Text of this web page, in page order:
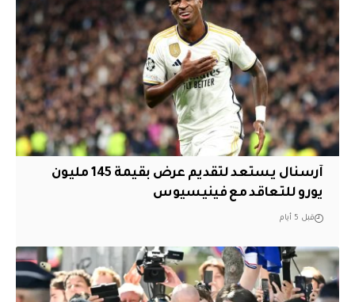
آرسنال يستعد لتقديم عرض بقيمة 145 مليون
يورو للتعاقد مع فينيسيوس
قبل 5 أيام